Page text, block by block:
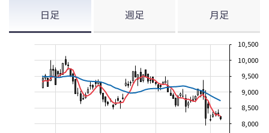
日足 週足 月足
8,000
8,500
9,000
9,500
10,000
10,500